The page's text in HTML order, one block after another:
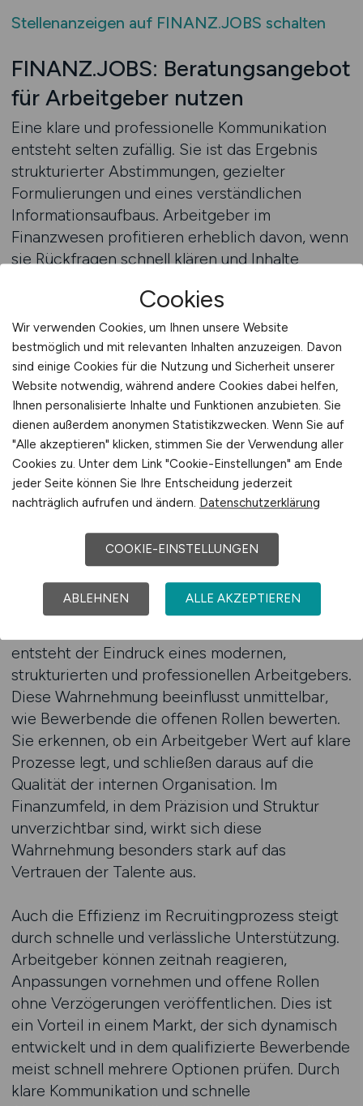
Stellenanzeigen auf FINANZ.JOBS schalten
FINANZ.JOBS: Beratungsangebot
für Arbeitgeber nutzen
Eine klare und professionelle Kommunikation
entsteht selten zufällig. Sie ist das Ergebnis
strukturierter Abstimmungen, gezielter
Formulierungen und eines verständlichen
Informationsaufbaus. Arbeitgeber im
Finanzwesen profitieren erheblich davon, wenn
sie Rückfragen schnell klären und Inhalte
ein zuverlässiges Beratungsangebot einen
entscheidenden Vorteil. Es sorgt dafür, dass
Stellenanzeigen nicht nur korrekt, sondern auch
wirkungsvoll dargestellt werden.
Finanzfachkräfte erwarten eine eindeutige
Sprache, präzise Definitionen und eine klare
Darstellung der Anforderungen. Jede Unklarheit
kann Bewerbende verunsichern. Eine
strukturierte Beratung hilft Unternehmen daher,
ihre Wirkung zu verbessern und potenzielle
auszuschließen.
Beratungsunterstützung stärkt zusätzlich die
Arbeitgebermarke. Wenn ein Unternehmen
entsteht der Eindruck eines modernen,
strukturierten und professionellen Arbeitgebers.
Diese Wahrnehmung beeinflusst unmittelbar,
wie Bewerbende die offenen Rollen bewerten.
Sie erkennen, ob ein Arbeitgeber Wert auf klare
Prozesse legt, und schließen daraus auf die
Qualität der internen Organisation. Im
Finanzumfeld, in dem Präzision und Struktur
unverzichtbar sind, wirkt sich diese
Wahrnehmung besonders stark auf das
Vertrauen der Talente aus.
Auch die Effizienz im Recruitingprozess steigt
durch schnelle und verlässliche Unterstützung.
Arbeitgeber können zeitnah reagieren,
Anpassungen vornehmen und offene Rollen
ohne Verzögerungen veröffentlichen. Dies ist
ein Vorteil in einem Markt, der sich dynamisch
entwickelt und in dem qualifizierte Bewerbende
meist schnell mehrere Optionen prüfen. Durch
klare Kommunikation und schnelle
Cookies
Wir verwenden Cookies, um Ihnen unsere Website
bestmöglich und mit relevanten Inhalten anzuzeigen. Davon
sind einige Cookies für die Nutzung und Sicherheit unserer
Website notwendig, während andere Cookies dabei helfen,
Ihnen personalisierte Inhalte und Funktionen anzubieten. Sie
dienen außerdem anonymen Statistikzwecken. Wenn Sie auf
"Alle akzeptieren" klicken, stimmen Sie der Verwendung aller
Cookies zu. Unter dem Link "Cookie-Einstellungen" am Ende
jeder Seite können Sie Ihre Entscheidung jederzeit
nachträglich aufrufen und ändern. Datenschutzerklärung
COOKIE-EINSTELLUNGEN
ABLEHNEN ALLE AKZEPTIEREN